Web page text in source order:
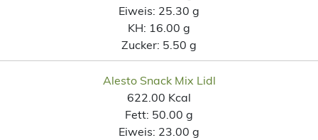
Eiweis: 25.30 g
KH: 16.00 g
Zucker: 5.50 g
Alesto Snack Mix Lidl
622.00 Kcal
Fett: 50.00 g
Eiweis: 23.00 g